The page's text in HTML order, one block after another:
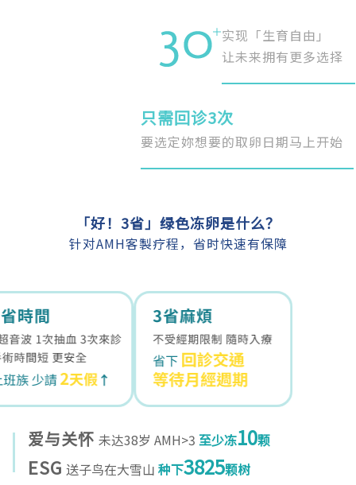
实现「生育自由」
让未来拥有更多选择
只需回诊3次
要选定妳想要的取卵日期马上开始
「好！3省」绿色冻卵是什么？
针对AMH客製疗程，省时快速有保障
爱与关怀 未达38岁 AMH>3 至少冻10颗
ESG 送子鸟在大雪山 种下3825颗树